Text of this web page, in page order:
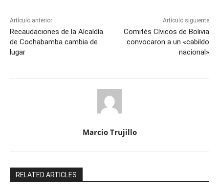
Artículo anterior
Recaudaciones de la Alcaldía
de Cochabamba cambia de
lugar
Artículo siguiente
Comités Cívicos de Bolivia
convocaron a un «cabildo
nacional»
Marcio Trujillo
RELATED ARTICLES